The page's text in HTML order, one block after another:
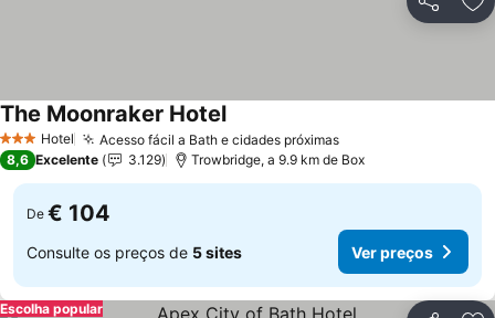
Partilhar
3 EstrelasHotel Acesso fácil a Bath e cidades próximas
The Moonraker Hotel
8,6 Excelente 3.129 Trowbridge, a 9.9 km de Box
De € 104
Consulte os preços de 5 sites Ver preços
Escolha popular